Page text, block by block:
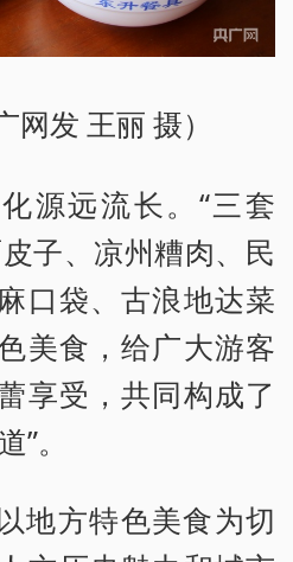
网发 王丽 摄）
源远流长。“三套
子、凉州糟肉、民
口袋、古浪地达菜
美食，给广大游客
享受，共同构成了
。
地方特色美食为切